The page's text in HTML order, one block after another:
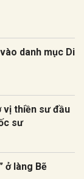
danh mục Di
vị thiền sư đầu
sư
ở làng Bẽ